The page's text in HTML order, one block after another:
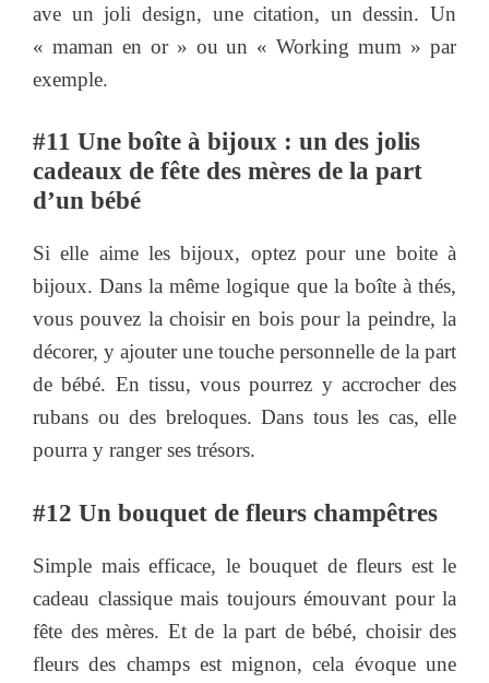
ave un joli design, une citation, un dessin. Un
« maman en or » ou un « Working mum » par
exemple.
#11 Une boîte à bijoux : un des jolis
cadeaux de fête des mères de la part
d’un bébé
Si elle aime les bijoux, optez pour une boite à
bijoux. Dans la même logique que la boîte à thés,
vous pouvez la choisir en bois pour la peindre, la
décorer, y ajouter une touche personnelle de la part
de bébé. En tissu, vous pourrez y accrocher des
rubans ou des breloques. Dans tous les cas, elle
pourra y ranger ses trésors.
#12 Un bouquet de fleurs champêtres
Simple mais efficace, le bouquet de fleurs est le
cadeau classique mais toujours émouvant pour la
fête des mères. Et de la part de bébé, choisir des
fleurs des champs est mignon, cela évoque une